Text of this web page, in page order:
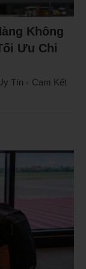
Không
Ưu Chi
Tín - Cam Kết